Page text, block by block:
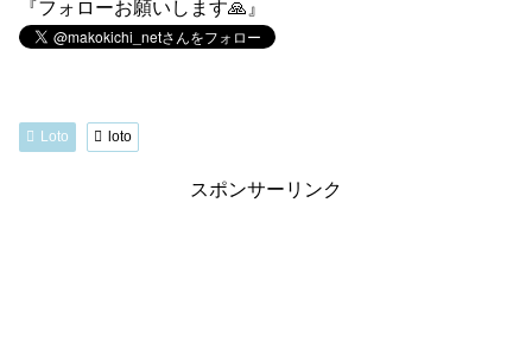
『フォローお願いします🙏』
Loto loto
スポンサーリンク